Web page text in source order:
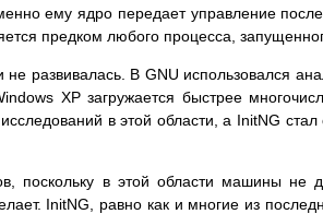
ему ядро передает управление
предком любого процесса,
не развивалась. В GNU использовался
XP загружается быстрее
в этой области, а InitNG стал
поскольку в этой области машины не
InitNG, равно как и многие из